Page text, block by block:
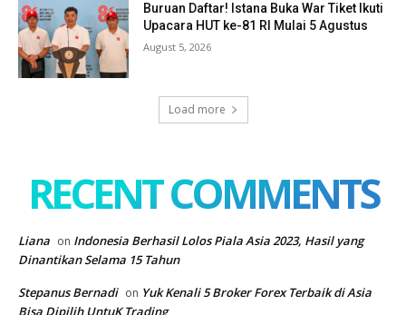
Buruan Daftar! Istana Buka War Tiket Ikuti
Upacara HUT ke-81 RI Mulai 5 Agustus
August 5, 2026
Load more
RECENT COMMENTS
Liana on Indonesia Berhasil Lolos Piala Asia 2023, Hasil yang
Dinantikan Selama 15 Tahun
Stepanus Bernadi on Yuk Kenali 5 Broker Forex Terbaik di Asia
Bisa Dipilih UntuK Trading